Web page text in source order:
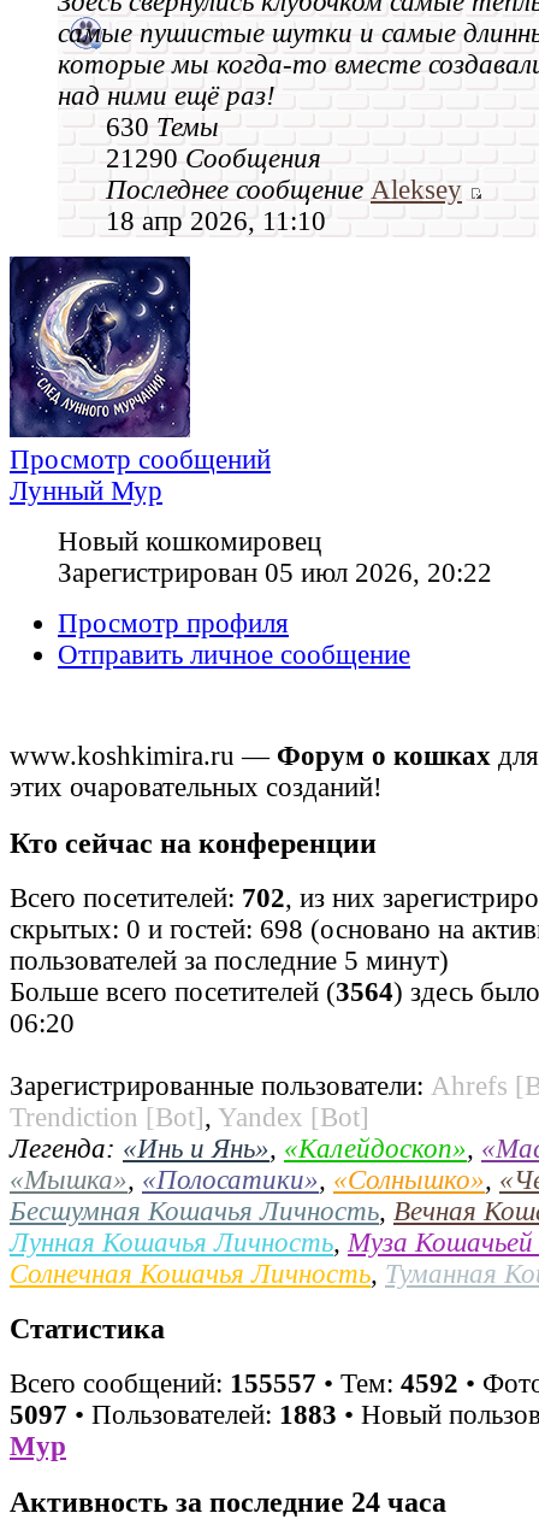
самые пушистые шутки и самые
которые мы когда‑то вместе
над ними ещё раз!
630 Темы
21290 Сообщения
Последнее сообщение Aleksey
18 апр 2026, 11:10
Просмотр сообщений
Лунный Мур
Новый кошкомировец
Зарегистрирован 05 июл 2026, 20:22
Просмотр профиля
Отправить личное сообщение
www.koshkimira.ru — Форум о кошках
этих очаровательных созданий!
Кто сейчас на конференции
Всего посетителей: 702, из них
скрытых: 0 и гостей: 698 (основано на
пользователей за последние 5 минут)
Больше всего посетителей (3564) здесь
06:20
Зарегистрированные пользователи: Ahrefs
Trendiction [Bot], Yandex [Bot]
Легенда: «Инь и Янь», «Калейдоскоп»,
«Мышка», «Полосатики», «Солнышко»,
Бесшумная Кошачья Личность, Вечная
Лунная Кошачья Личность, Муза
Солнечная Кошачья Личность, Туманная
Статистика
Всего сообщений: 155557 • Тем: 4592 •
5097 • Пользователей: 1883 • Новый
Мур
Активность за последние 24 часа